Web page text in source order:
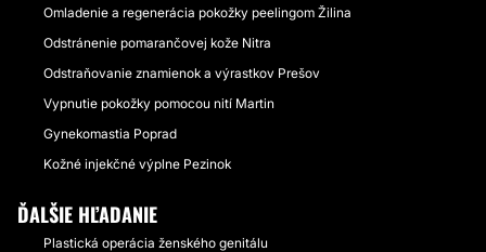
Omladenie a regenerácia pokožky peelingom Žilina
Odstránenie pomarančovej kože Nitra
Odstraňovanie znamienok a výrastkov Prešov
Vypnutie pokožky pomocou nití Martin
Gynekomastia Poprad
Kožné injekčné výplne Pezinok
ĎALŠIE HĽADANIE
Plastická operácia ženského genitálu